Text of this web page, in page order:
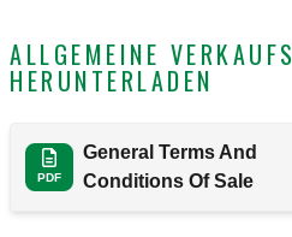
ALLGEMEINE
HERUNTERLADEN
PDF
General Terms And
Conditions Of Sale